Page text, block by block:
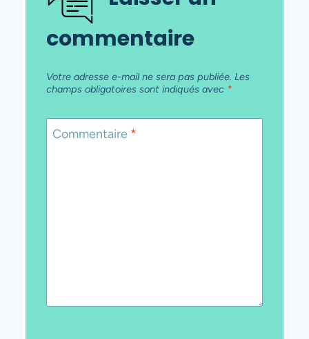
commentaire
Votre adresse e-mail ne sera pas publiée. Les
champs obligatoires sont indiqués avec *
Commentaire *